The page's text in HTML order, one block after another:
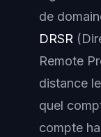
de
DRSR
Remote
distance
quel
compte